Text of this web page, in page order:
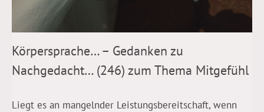
Körpersprache… – Gedanken zu
Nachgedacht… (246) zum Thema Mitgefühl
Liegt es an mangelnder Leistungsbereitschaft, wenn